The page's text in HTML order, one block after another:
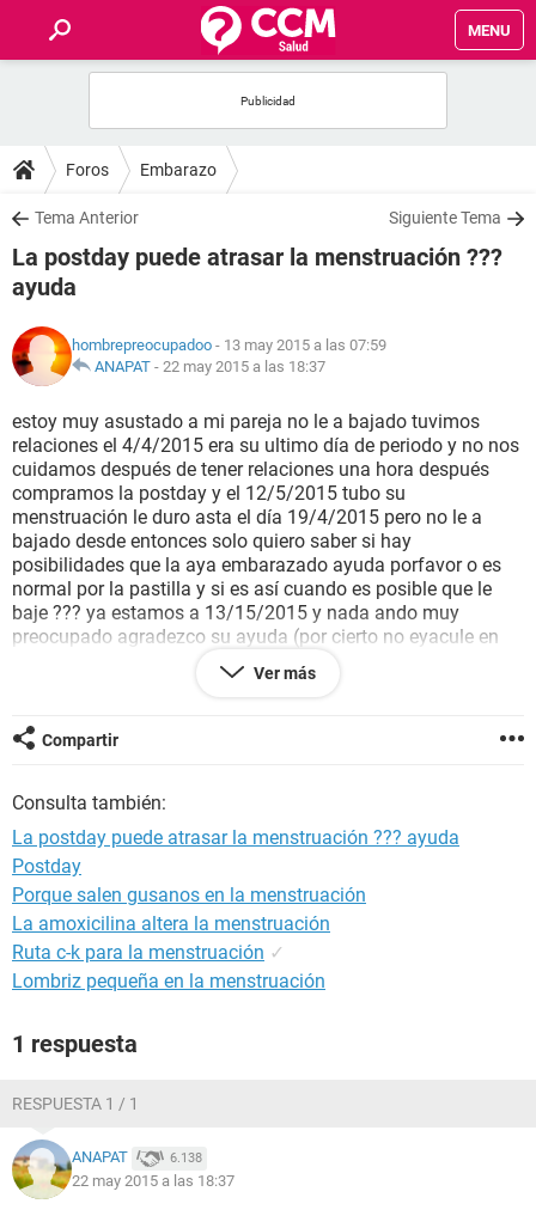
MENU
FOROS
SALUD
FAMILIA
NUTRICIÓN
SEXUALIDAD
GLOSARIO
Foros Embarazo
Tema Anterior Siguiente Tema
La postday puede atrasar la menstruación ???
ayuda
hombrepreocupadoo - 13 may 2015 a las 07:59
ANAPAT - 22 may 2015 a las 18:37
estoy muy asustado a mi pareja no le a bajado tuvimos
relaciones el 4/4/2015 era su ultimo día de periodo y no nos
cuidamos después de tener relaciones una hora después
compramos la postday y el 12/5/2015 tubo su
menstruación le duro asta el día 19/4/2015 pero no le a
bajado desde entonces solo quiero saber si hay
posibilidades que la aya embarazado ayuda porfavor o es
normal por la pastilla y si es así cuando es posible que le
baje ??? ya estamos a 13/15/2015 y nada ando muy
preocupado agradezco su ayuda (por cierto no eyacule en
ella pero leí que con el pre-seminal es suficiente para quedar
Ver más
Compartir
Consulta también:
La postday puede atrasar la menstruación ??? ayuda
Postday
Porque salen gusanos en la menstruación
La amoxicilina altera la menstruación
Ruta c-k para la menstruación ✓
Lombriz pequeña en la menstruación
1 respuesta
RESPUESTA 1 / 1
ANAPAT 6.138
22 may 2015 a las 18:37